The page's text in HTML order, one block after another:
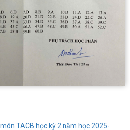
TACB học kỳ 2 năm học 2025-